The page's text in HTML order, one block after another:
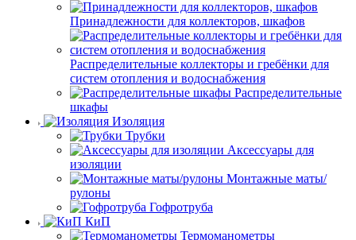
Принадлежности для коллекторов, шкафов
Распределительные коллекторы и гребёнки для
систем отопления и водоснабжения
Распределительные
шкафы
Изоляция
Трубки
Аксессуары для
изоляции
Монтажные маты/
рулоны
Гофротруба
КиП
Термоманометры